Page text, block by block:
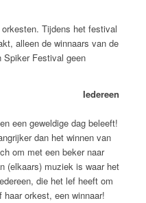
Tijdens het festival
alleen de winnaars van de
Spiker Festival geen
Iedereen
een geweldige dag beleeft!
dan het winnen van
om met een beker naar
(elkaars) muziek is waar het
die het lef heeft om
orkest, een winnaar!